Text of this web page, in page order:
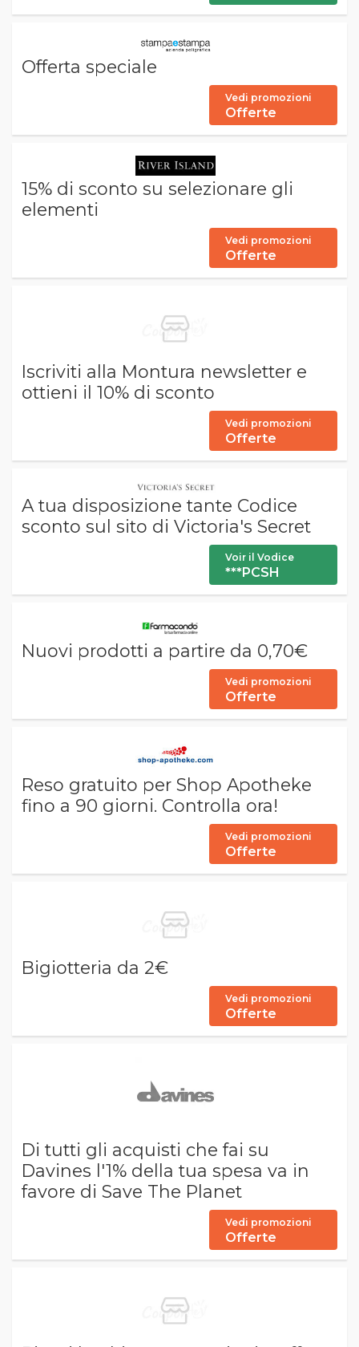
Offerta speciale
Vedi promozioni
Offerte
15% di sconto su selezionare gli
elementi
Vedi promozioni
Offerte
Iscriviti alla Montura newsletter e
ottieni il 10% di sconto
Vedi promozioni
Offerte
A tua disposizione tante Codice
sconto sul sito di Victoria's Secret
Voir il Vodice
***PCSH
Nuovi prodotti a partire da 0,70€
Vedi promozioni
Offerte
Reso gratuito per Shop Apotheke
fino a 90 giorni. Controlla ora!
Vedi promozioni
Offerte
Bigiotteria da 2€
Vedi promozioni
Offerte
Di tutti gli acquisti che fai su
Davines l'1% della tua spesa va in
favore di Save The Planet
Vedi promozioni
Offerte